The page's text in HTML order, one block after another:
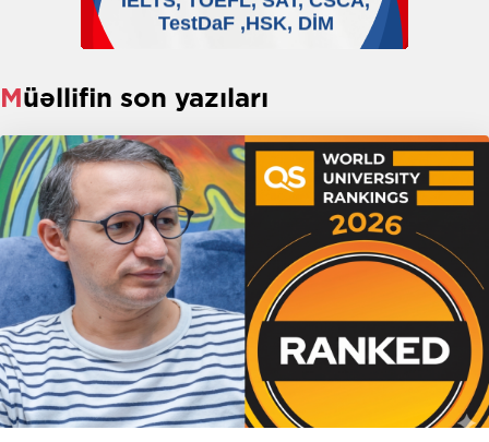
Müəllifin son yazıları